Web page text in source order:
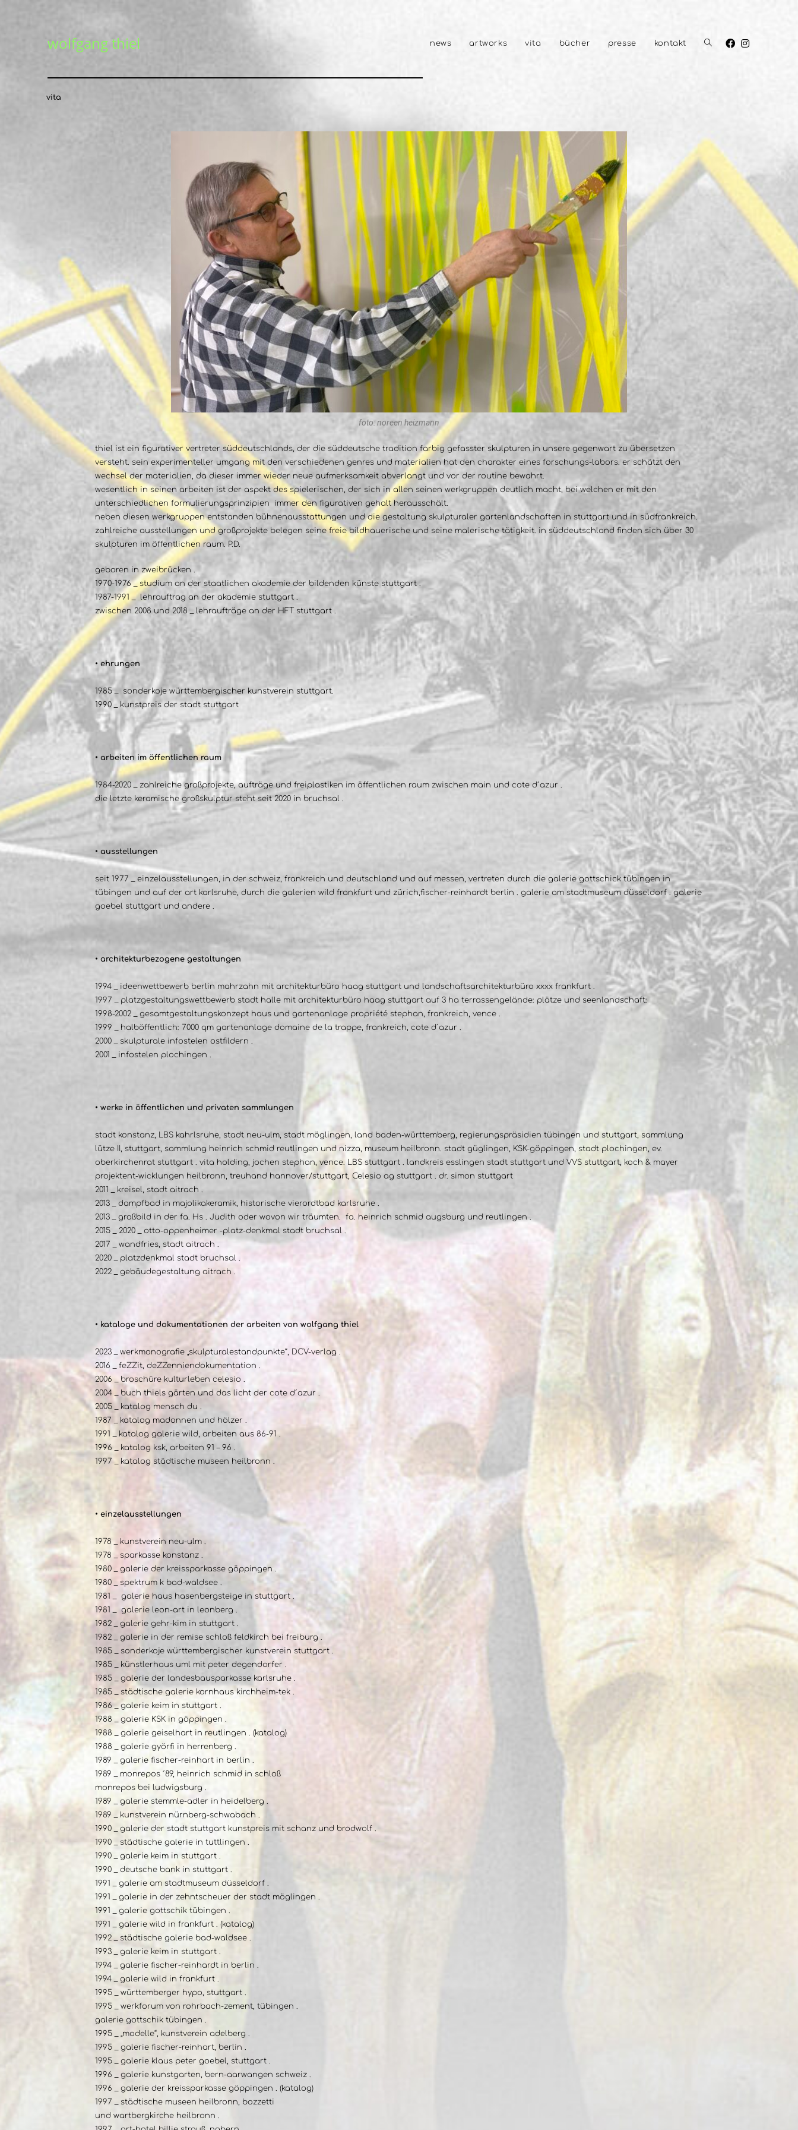
wolfgang thiel news artworks vita bücher presse kontakt
vita
foto: noreen heizmann
thiel ist ein figurativer vertreter süddeutschlands, der die süddeutsche tradition farbig gefasster skulpturen in unsere gegenwart zu übersetzen
versteht. sein experimenteller umgang mit den verschiedenen genres und materialien hat den charakter eines forschungs-labors. er schätzt den
wechsel der materialien, da dieser immer wieder neue aufmerksamkeit abverlangt und vor der routine bewahrt.
wesentlich in seinen arbeiten ist der aspekt des spielerischen, der sich in allen seinen werkgruppen deutlich macht, bei welchen er mit den
unterschiedlichen formulierungsprinzipien immer den figurativen gehalt herausschält.
neben diesen werkgruppen entstanden bühnenausstattungen und die gestaltung skulpturaler gartenlandschaften in stuttgart und in südfrankreich.
zahlreiche ausstellungen und großprojekte belegen seine freie bildhauerische und seine malerische tätigkeit. in süddeutschland finden sich über 30
skulpturen im öffentlichen raum. P.D.
geboren in zweibrücken .
1970-1976 _ studium an der staatlichen akademie der bildenden künste stuttgart .
1987-1991 _ lehrauftrag an der akademie stuttgart .
zwischen 2008 und 2018 _ lehraufträge an der HFT stuttgart .
• ehrungen
1985 _ sonderkoje württembergischer kunstverein stuttgart.
1990 _ kunstpreis der stadt stuttgart
• arbeiten im öffentlichen raum
1984-2020 _ zahlreiche großprojekte, aufträge und freiplastiken im öffentlichen raum zwischen main und cote d´azur .
die letzte keramische großskulptur steht seit 2020 in bruchsal .
• ausstellungen
seit 1977 _ einzelausstellungen, in der schweiz, frankreich und deutschland und auf messen, vertreten durch die galerie gottschick tübingen in
tübingen und auf der art karlsruhe, durch die galerien wild frankfurt und zürich,fischer-reinhardt berlin . galerie am stadtmuseum düsseldorf . galerie
goebel stuttgart und andere .
• architekturbezogene gestaltungen
1994 _ ideenwettbewerb berlin mahrzahn mit architekturbüro haag stuttgart und landschaftsarchitekturbüro xxxx frankfurt .
1997 _ platzgestaltungswettbewerb stadt halle mit architekturbüro haag stuttgart auf 3 ha terrassengelände: plätze und seenlandschaft:
1998-2002 _ gesamtgestaltungskonzept haus und gartenanlage propriété stephan, frankreich, vence .
1999 _ halböffentlich: 7000 qm gartenanlage domaine de la trappe, frankreich, cote d´azur .
2000 _ skulpturale infostelen ostfildern .
2001 _ infostelen plochingen .
• werke in öffentlichen und privaten sammlungen
stadt konstanz, LBS kahrlsruhe, stadt neu-ulm, stadt möglingen, land baden-württemberg, regierungspräsidien tübingen und stuttgart, sammlung
lütze II, stuttgart, sammlung heinrich schmid reutlingen und nizza, museum heilbronn. stadt güglingen, KSK-göppingen, stadt plochingen, ev.
oberkirchenrat stuttgart . vita holding, jochen stephan, vence. LBS stuttgart . landkreis esslingen stadt stuttgart und VVS stuttgart, koch & mayer
projektent-wicklungen heilbronn, treuhand hannover/stuttgart, Celesio ag stuttgart . dr. simon stuttgart
2011 _ kreisel, stadt aitrach .
2013 _ dampfbad in majolikakeramik, historische vierordtbad karlsruhe .
2013 _ großbild in der fa. Hs . Judith oder wovon wir träumten. fa. heinrich schmid augsburg und reutlingen .
2015 _ 2020 _ otto-oppenheimer -platz-denkmal stadt bruchsal .
2017 _ wandfries, stadt aitrach .
2020 _ platzdenkmal stadt bruchsal .
2022 _ gebäudegestaltung aitrach .
• kataloge und dokumentationen der arbeiten von wolfgang thiel
2023 _ werkmonografie „skulpturalestandpunkte“, DCV-verlag .
2016 _ feZZit, deZZenniendokumentation .
2006 _ broschüre kulturleben celesio .
2004 _ buch thiels gärten und das licht der cote d´azur .
2005 _ katalog mensch du .
1987 _ katalog madonnen und hölzer .
1991 _ katalog galerie wild, arbeiten aus 86-91 .
1996 _ katalog ksk, arbeiten 91 – 96 .
1997 _ katalog städtische museen heilbronn .
• einzelausstellungen
1978 _ kunstverein neu-ulm .
1978 _ sparkasse konstanz .
1980 _ galerie der kreissparkasse göppingen .
1980 _ spektrum k bad-waldsee .
1981 _ galerie haus hasenbergsteige in stuttgart .
1981 _ galerie leon-art in leonberg .
1982 _ galerie gehr-kim in stuttgart .
1982 _ galerie in der remise schloß feldkirch bei freiburg .
1985 _ sonderkoje württembergischer kunstverein stuttgart .
1985 _ künstlerhaus uml mit peter degendorfer .
1985 _ galerie der landesbausparkasse karlsruhe .
1985 _ städtische galerie kornhaus kirchheim-tek .
1986 _ galerie keim in stuttgart .
1988 _ galerie KSK in göppingen .
1988 _ galerie geiselhart in reutlingen . (katalog)
1988 _ galerie györfi in herrenberg .
1989 _ galerie fischer-reinhart in berlin .
1989 _ monrepos ´89, heinrich schmid in schloß
monrepos bei ludwigsburg .
1989 _ galerie stemmle-adler in heidelberg .
1989 _ kunstverein nürnberg-schwabach .
1990 _ galerie der stadt stuttgart kunstpreis mit schanz und brodwolf .
1990 _ städtische galerie in tuttlingen .
1990 _ galerie keim in stuttgart .
1990 _ deutsche bank in stuttgart .
1991 _ galerie am stadtmuseum düsseldorf .
1991 _ galerie in der zehntscheuer der stadt möglingen .
1991 _ galerie gottschik tübingen .
1991 _ galerie wild in frankfurt . (katalog)
1992 _ städtische galerie bad-waldsee .
1993 _ galerie keim in stuttgart .
1994 _ galerie fischer-reinhardt in berlin .
1994 _ galerie wild in frankfurt .
1995 _ württemberger hypo, stuttgart .
1995 _ werkforum von rohrbach-zement, tübingen .
galerie gottschik tübingen .
1995 _ „modelle“, kunstverein adelberg .
1995 _ galerie fischer-reinhart, berlin .
1995 _ galerie klaus peter goebel, stuttgart .
1996 _ galerie kunstgarten, bern-aarwangen schweiz .
1996 _ galerie der kreissparkasse göppingen . (katalog)
1997 _ städtische museen heilbronn, bozzetti
und wartbergkirche heilbronn .